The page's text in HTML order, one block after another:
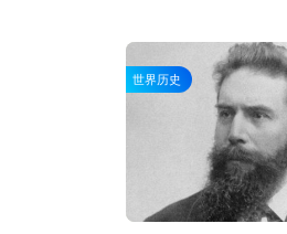
世界历史